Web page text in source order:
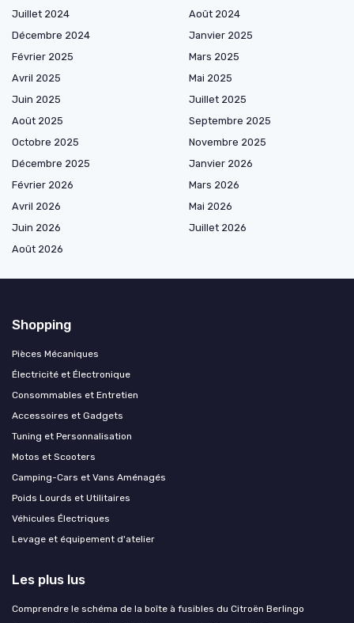
Juillet 2024
Août 2024
Décembre 2024
Janvier 2025
Février 2025
Mars 2025
Avril 2025
Mai 2025
Juin 2025
Juillet 2025
Août 2025
Septembre 2025
Octobre 2025
Novembre 2025
Décembre 2025
Janvier 2026
Février 2026
Mars 2026
Avril 2026
Mai 2026
Juin 2026
Juillet 2026
Août 2026
Shopping
Pièces Mécaniques
Électricité et Électronique
Consommables et Entretien
Accessoires et Gadgets
Tuning et Personnalisation
Motos et Scooters
Camping-Cars et Vans Aménagés
Poids Lourds et Utilitaires
Véhicules Électriques
Levage et équipement d'atelier
Les plus lus
Comprendre le schéma de la boîte à fusibles du Citroën Berlingo